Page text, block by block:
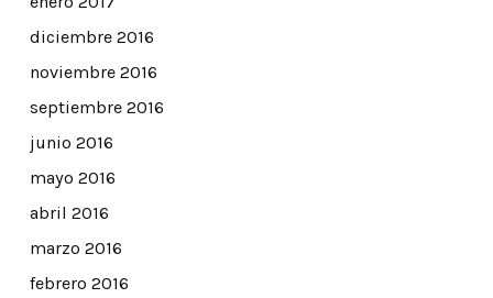
diciembre 2016
noviembre 2016
septiembre 2016
junio 2016
mayo 2016
abril 2016
marzo 2016
febrero 2016